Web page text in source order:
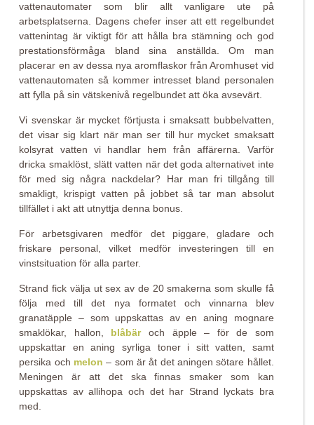
vattenautomater som blir allt vanligare ute på
arbetsplatserna. Dagens chefer inser att ett regelbundet
vattenintag är viktigt för att hålla bra stämning och god
prestationsförmåga bland sina anställda. Om man
placerar en av dessa nya aromflaskor från Aromhuset vid
vattenautomaten så kommer intresset bland personalen
att fylla på sin vätskenivå regelbundet att öka avsevärt.
Vi svenskar är mycket förtjusta i smaksatt bubbelvatten,
det visar sig klart när man ser till hur mycket smaksatt
kolsyrat vatten vi handlar hem från affärerna. Varför
dricka smaklöst, slätt vatten när det goda alternativet inte
för med sig några nackdelar? Har man fri tillgång till
smakligt, krispigt vatten på jobbet så tar man absolut
tillfället i akt att utnyttja denna bonus.
För arbetsgivaren medför det piggare, gladare och
friskare personal, vilket medför investeringen till en
vinstsituation för alla parter.
Strand fick välja ut sex av de 20 smakerna som skulle få
följa med till det nya formatet och vinnarna blev
granatäpple – som uppskattas av en aning mognare
smaklökar, hallon, blåbäroch äpple – för de som
uppskattar en aning syrliga toner i sitt vatten, samt
persika och melon – som är åt det aningen sötare hållet.
Meningen är att det ska finnas smaker som kan
uppskattas av allihopa och det har Strand lyckats bra
med.